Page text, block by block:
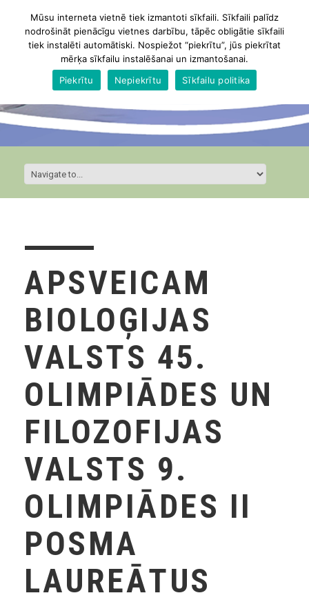
APSVEICAM
BIOLOĢIJAS
VALSTS 45.
OLIMPIĀDES UN
FILOZOFIJAS
VALSTS 9.
OLIMPIĀDES II
POSMA
LAUREĀTUS
Mūsu interneta vietnē tiek izmantoti sīkfaili. Sīkfaili palīdz
nodrošināt pienācīgu vietnes darbību, tāpēc obligātie sīkfaili
tiek instalēti automātiski. Nospiežot “piekrītu”, jūs piekrītat
mērķa sīkfailu instalēšanai un izmantošanai.
Piekrītu
Nepiekrītu Sīkfailu politika